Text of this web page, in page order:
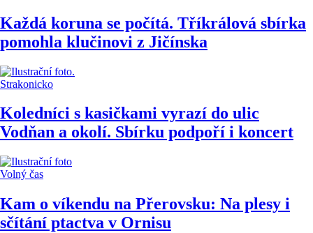
Každá koruna se počítá. Tříkrálová sbírka
pomohla klučinovi z Jičínska
Strakonicko
Koledníci s kasičkami vyrazí do ulic
Vodňan a okolí. Sbírku podpoří i koncert
Volný čas
Kam o víkendu na Přerovsku: Na plesy i
sčítání ptactva v Ornisu